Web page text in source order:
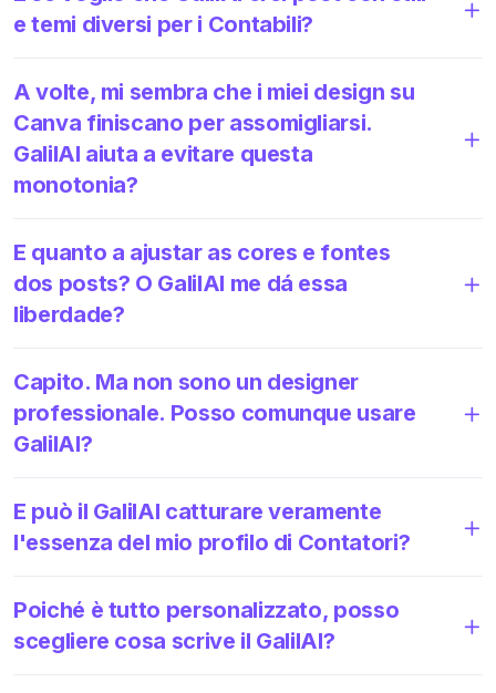
e temi diversi per i Contabili?
A volte, mi sembra che i miei design su
Canva finiscano per assomigliarsi.
GalilAI aiuta a evitare questa
monotonia?
E quanto a ajustar as cores e fontes
dos posts? O GalilAI me dá essa
liberdade?
Capito. Ma non sono un designer
professionale. Posso comunque usare
GalilAI?
E può il GalilAI catturare veramente
l'essenza del mio profilo di Contatori?
Poiché è tutto personalizzato, posso
scegliere cosa scrive il GalilAI?